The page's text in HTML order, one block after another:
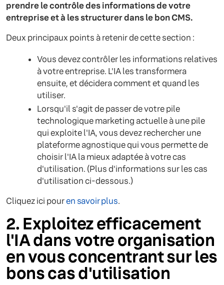
prendre le contrôle des informations de votre
entreprise et à les structurer dans le bon CMS.
Deux principaux points à retenir de cette section :
Vous devez contrôler les informations relatives
à votre entreprise. L'IA les transformera
ensuite, et décidera comment et quand les
utiliser.
Lorsqu'il s'agit de passer de votre pile
technologique marketing actuelle à une pile
qui exploite l'IA, vous devez rechercher une
plateforme agnostique qui vous permette de
choisir l'IA la mieux adaptée à votre cas
d'utilisation. (Plus d'informations sur les cas
d'utilisation ci-dessous.)
Cliquez ici pouren savoir plus.
2. Exploitez efficacement
l'IA dans votre organisation
en vous concentrant sur les
bons cas d'utilisation